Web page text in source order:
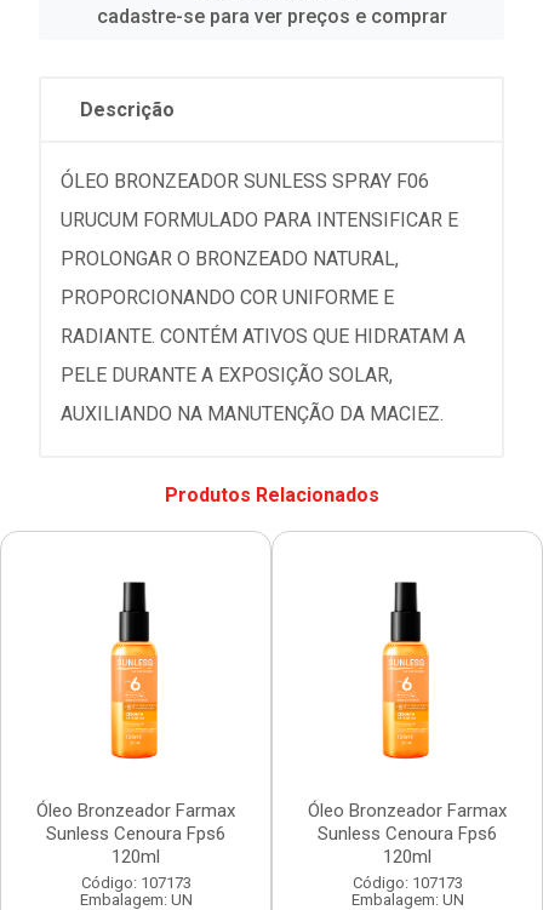
cadastre-se para ver preços e comprar
Descrição
ÓLEO BRONZEADOR SUNLESS SPRAY F06
URUCUM FORMULADO PARA INTENSIFICAR E
PROLONGAR O BRONZEADO NATURAL,
PROPORCIONANDO COR UNIFORME E
RADIANTE. CONTÉM ATIVOS QUE HIDRATAM A
PELE DURANTE A EXPOSIÇÃO SOLAR,
AUXILIANDO NA MANUTENÇÃO DA MACIEZ.
Produtos Relacionados
Óleo Bronzeador Farmax
Sunless Cenoura Fps6
120ml
Código: 107173
Embalagem: UN
Óleo Bronzeador Farmax
Sunless Cenoura Fps6
120ml
Código: 107173
Embalagem: UN